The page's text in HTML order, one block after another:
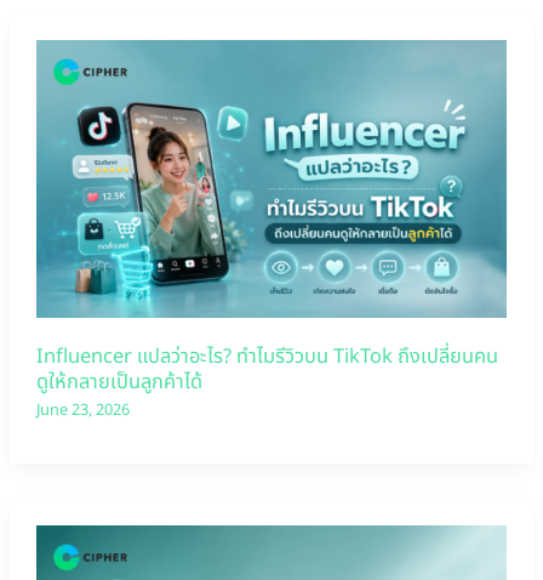
Influencer แปลว่าอะไร? ทำไมรีวิวบน TikTok ถึงเปลี่ยนคน
ดูให้กลายเป็นลูกค้าได้
June 23, 2026